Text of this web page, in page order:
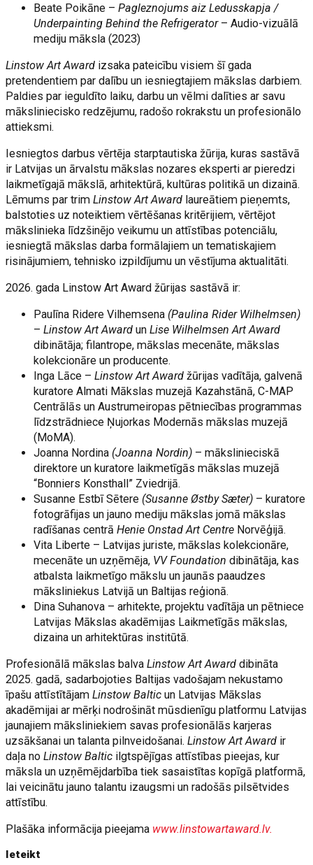
Beate Poikāne –Pagleznojums aiz Ledusskapja /
Underpainting Behind the Refrigerator– Audio-vizuālā
mediju māksla (2023)
Linstow Art Award izsaka pateicību visiem šī gada
pretendentiem par dalību un iesniegtajiem mākslas darbiem.
Paldies par ieguldīto laiku, darbu un vēlmi dalīties ar savu
māksliniecisko redzējumu, radošo rokrakstu un profesionālo
attieksmi.
Iesniegtos darbus vērtēja starptautiska žūrija, kuras sastāvā
ir Latvijas un ārvalstu mākslas nozares eksperti ar pieredzi
laikmetīgajā mākslā, arhitektūrā, kultūras politikā un dizainā.
Lēmums par trimLinstow Art Award laureātiem pieņemts,
balstoties uz noteiktiem vērtēšanas kritērijiem, vērtējot
mākslinieka līdzšinējo veikumu un attīstības potenciālu,
iesniegtā mākslas darba formālajiem un tematiskajiem
risinājumiem, tehnisko izpildījumu un vēstījuma aktualitāti.
2026. gada Linstow Art Award žūrijas sastāvā ir:
Paulīna Ridere Vilhemsena (Paulina Rider Wilhelmsen)
– Linstow Art AwardunLise Wilhelmsen Art Award
dibinātāja; filantrope, mākslas mecenāte, mākslas
kolekcionāre un producente.
Inga Lāce –Linstow Art Award žūrijas vadītāja, galvenā
kuratore Almati Mākslas muzejā Kazahstānā, C-MAP
Centrālās un Austrumeiropas pētniecības programmas
līdzstrādniece Ņujorkas Modernās mākslas muzejā
(MoMA).
Joanna Nordina (Joanna Nordin) – mākslinieciskā
direktore un kuratore laikmetīgās mākslas muzejā
“Bonniers Konsthall” Zviedrijā.
Susanne Estbī Sētere (Susanne Østby Sæter) – kuratore
fotogrāfijas un jauno mediju mākslas jomā mākslas
radīšanas centrāHenie Onstad Art Centre Norvēģijā.
Vita Liberte – Latvijas juriste, mākslas kolekcionāre,
mecenāte un uzņēmēja, VV Foundationdibinātāja, kas
atbalsta laikmetīgo mākslu un jaunās paaudzes
māksliniekus Latvijā un Baltijas reģionā.
Dina Suhanova – arhitekte, projektu vadītāja un pētniece
Latvijas Mākslas akadēmijas Laikmetīgās mākslas,
dizaina un arhitektūras institūtā.
Profesionālā mākslas balva Linstow Art Awarddibināta
2025. gadā, sadarbojoties Baltijas vadošajam nekustamo
īpašu attīstītājamLinstow Balticun Latvijas Mākslas
akadēmijai ar mērķi nodrošināt mūsdienīgu platformu Latvijas
jaunajiem māksliniekiem savas profesionālās karjeras
uzsākšanai un talanta pilnveidošanai.Linstow Art Award ir
daļa noLinstow Baltic ilgtspējīgas attīstības pieejas, kur
māksla un uzņēmējdarbība tiek sasaistītas kopīgā platformā,
lai veicinātu jauno talantu izaugsmi un radošās pilsētvides
attīstību.
Plašāka informācija pieejama www.linstowartaward.lv.
Ieteikt